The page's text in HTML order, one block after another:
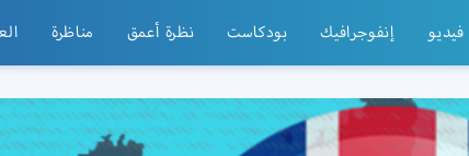
فيديو إنفوجرافيك بودكاست نظرة أعمق مناظرة